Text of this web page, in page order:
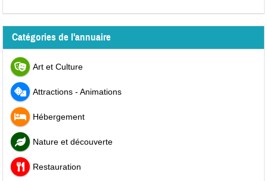
Catégories de l'annuaire
Art et Culture
Attractions - Animations
Hébergement
Nature et découverte
Restauration